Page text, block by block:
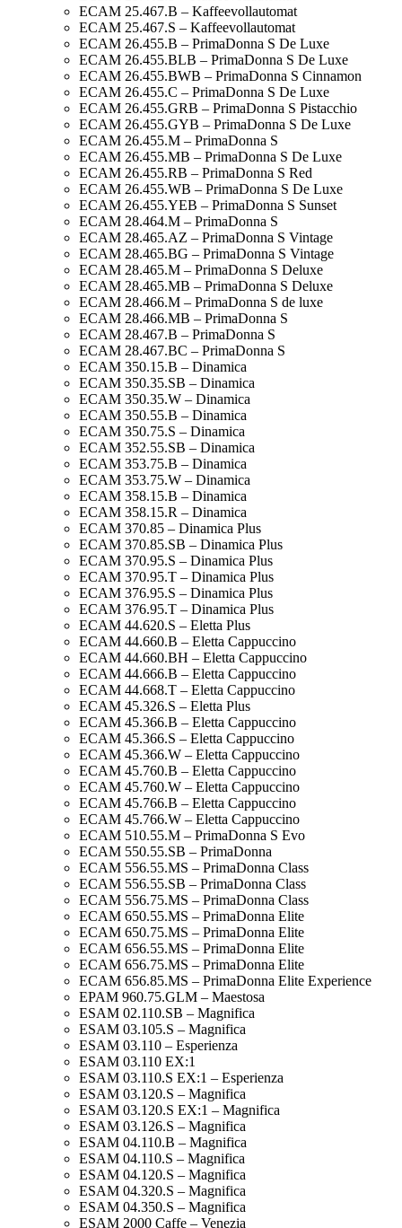
ECAM 25.467.B – Kaffeevollautomat
ECAM 25.467.S – Kaffeevollautomat
ECAM 26.455.B – PrimaDonna S De Luxe
ECAM 26.455.BLB – PrimaDonna S De Luxe
ECAM 26.455.BWB – PrimaDonna S Cinnamon
ECAM 26.455.C – PrimaDonna S De Luxe
ECAM 26.455.GRB – PrimaDonna S Pistacchio
ECAM 26.455.GYB – PrimaDonna S De Luxe
ECAM 26.455.M – PrimaDonna S
ECAM 26.455.MB – PrimaDonna S De Luxe
ECAM 26.455.RB – PrimaDonna S Red
ECAM 26.455.WB – PrimaDonna S De Luxe
ECAM 26.455.YEB – PrimaDonna S Sunset
ECAM 28.464.M – PrimaDonna S
ECAM 28.465.AZ – PrimaDonna S Vintage
ECAM 28.465.BG – PrimaDonna S Vintage
ECAM 28.465.M – PrimaDonna S Deluxe
ECAM 28.465.MB – PrimaDonna S Deluxe
ECAM 28.466.M – PrimaDonna S de luxe
ECAM 28.466.MB – PrimaDonna S
ECAM 28.467.B – PrimaDonna S
ECAM 28.467.BC – PrimaDonna S
ECAM 350.15.B – Dinamica
ECAM 350.35.SB – Dinamica
ECAM 350.35.W – Dinamica
ECAM 350.55.B – Dinamica
ECAM 350.75.S – Dinamica
ECAM 352.55.SB – Dinamica
ECAM 353.75.B – Dinamica
ECAM 353.75.W – Dinamica
ECAM 358.15.B – Dinamica
ECAM 358.15.R – Dinamica
ECAM 370.85 – Dinamica Plus
ECAM 370.85.SB – Dinamica Plus
ECAM 370.95.S – Dinamica Plus
ECAM 370.95.T – Dinamica Plus
ECAM 376.95.S – Dinamica Plus
ECAM 376.95.T – Dinamica Plus
ECAM 44.620.S – Eletta Plus
ECAM 44.660.B – Eletta Cappuccino
ECAM 44.660.BH – Eletta Cappuccino
ECAM 44.666.B – Eletta Cappuccino
ECAM 44.668.T – Eletta Cappuccino
ECAM 45.326.S – Eletta Plus
ECAM 45.366.B – Eletta Cappuccino
ECAM 45.366.S – Eletta Cappuccino
ECAM 45.366.W – Eletta Cappuccino
ECAM 45.760.B – Eletta Cappuccino
ECAM 45.760.W – Eletta Cappuccino
ECAM 45.766.B – Eletta Cappuccino
ECAM 45.766.W – Eletta Cappuccino
ECAM 510.55.M – PrimaDonna S Evo
ECAM 550.55.SB – PrimaDonna
ECAM 556.55.MS – PrimaDonna Class
ECAM 556.55.SB – PrimaDonna Class
ECAM 556.75.MS – PrimaDonna Class
ECAM 650.55.MS – PrimaDonna Elite
ECAM 650.75.MS – PrimaDonna Elite
ECAM 656.55.MS – PrimaDonna Elite
ECAM 656.75.MS – PrimaDonna Elite
ECAM 656.85.MS – PrimaDonna Elite Experience
EPAM 960.75.GLM – Maestosa
ESAM 02.110.SB – Magnifica
ESAM 03.105.S – Magnifica
ESAM 03.110 – Esperienza
ESAM 03.110 EX:1
ESAM 03.110.S EX:1 – Esperienza
ESAM 03.120.S – Magnifica
ESAM 03.120.S EX:1 – Magnifica
ESAM 03.126.S – Magnifica
ESAM 04.110.B – Magnifica
ESAM 04.110.S – Magnifica
ESAM 04.120.S – Magnifica
ESAM 04.320.S – Magnifica
ESAM 04.350.S – Magnifica
ESAM 2000 Caffe – Venezia